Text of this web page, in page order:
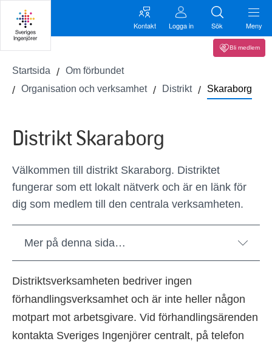
Kontakt Logga in Sök Meny
Bli medlem
Startsida
Om förbundet
Organisation och verksamhet
Distrikt Skaraborg
Distrikt Skaraborg
Välkommen till distrikt Skaraborg. Distriktet
fungerar som ett lokalt nätverk och är en länk för
dig som medlem till den centrala verksamheten.
Mer på denna sida…
Distriktsverksamheten bedriver ingen
förhandlingsverksamhet och är inte heller någon
motpart mot arbetsgivare. Vid förhandlingsärenden
kontakta Sveriges Ingenjörer centralt, på telefon